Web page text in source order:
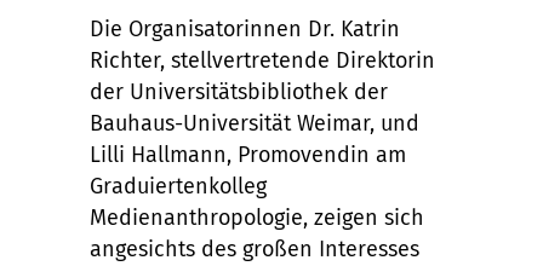
Die Organisatorinnen Dr. Katrin
Richter, stellvertretende Direktorin
der Universitätsbibliothek der
Bauhaus-Universität Weimar, und
Lilli Hallmann, Promovendin am
Graduiertenkolleg
Medienanthropologie, zeigen sich
angesichts des großen Interesses